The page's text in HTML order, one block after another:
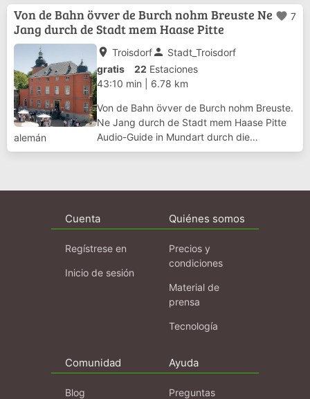
press office of the city of Troisdorf. texts:
Peter Haas translation: Carola Sonne...
Von de Bahn övver de Burch nohm Breuste Ne
Jang durch de Stadt mem Haase Pitte
favorite 7
alemán
place Troisdorfperson Stadt_Troisdorf
gratis
22 Estaciones
43:10 min
6.78 km
Von de Bahn övver de Burch nohm Breuste.
Ne Jang durch de Stadt mem Haase Pitte
Audio-Guide in Mundart durch die
Troisdorfer Innenstadt. Für die Tour sollte
Cuenta
Regístrese en
Inicio de sesión
Quiénes somos
Precios y
condiciones
Material de
prensa
Tecnología
Comunidad
Blog
Ayuda
Preguntas